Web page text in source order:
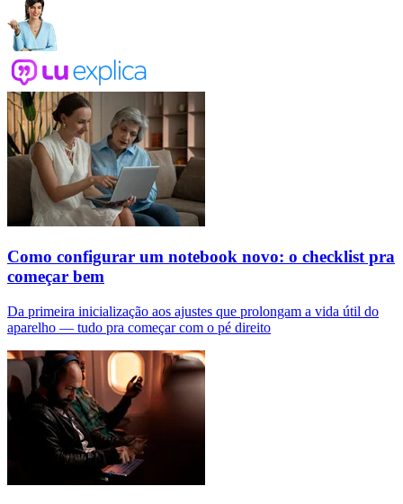
Como configurar um notebook novo: o checklist pra
começar bem
Da primeira inicialização aos ajustes que prolongam a vida útil do
aparelho — tudo pra começar com o pé direito